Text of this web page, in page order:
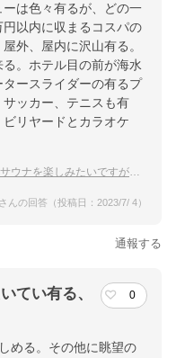
は色々有るが、どの一
以内に収まるコスパの
外、屋内に沢山有る。
。ホテル目の前が海水
ースライダーの有るプ
ッカー、テニスも有
リヤードとカラオケ
たいですが、おすすめの宿はありますか？
んの回答（投稿日：2023/7/ 4）
通報する
てい有る、
0
める。その他に眺望の